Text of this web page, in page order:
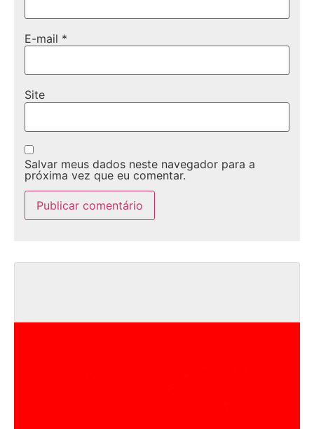
E-mail *
Site
Salvar meus dados neste navegador para a
próxima vez que eu comentar.